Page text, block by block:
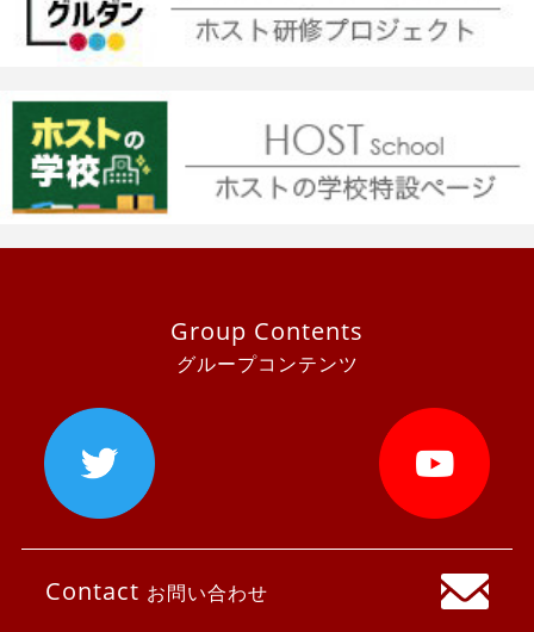
Group Contents
グループコンテンツ
Contact お問い合わせ